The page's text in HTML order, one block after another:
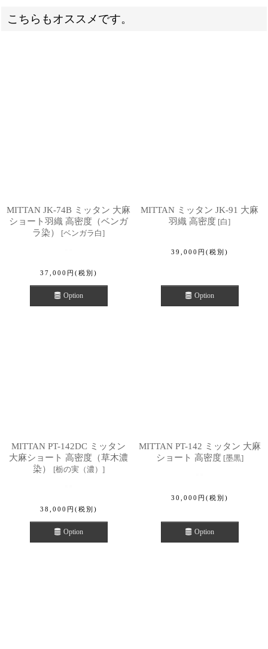
こちらもオススメです。
MITTAN JK-74B ミッタン 大麻
ショート羽織 高密度（ベンガ
ラ染）
[ベンガラ白]
37,000 円 (税別)
Option
MITTAN ミッタン JK-91 大麻
羽織 高密度 [白]
39,000 円 (税別)
Option
MITTAN PT-142DC ミッタン
大麻ショート 高密度（草木濃
染）
[栃の実（濃） ]
38,000 円 (税別)
Option
MITTAN PT-142 ミッタン 大麻
ショート 高密度 [墨黒]
30,000 円 (税別)
Option